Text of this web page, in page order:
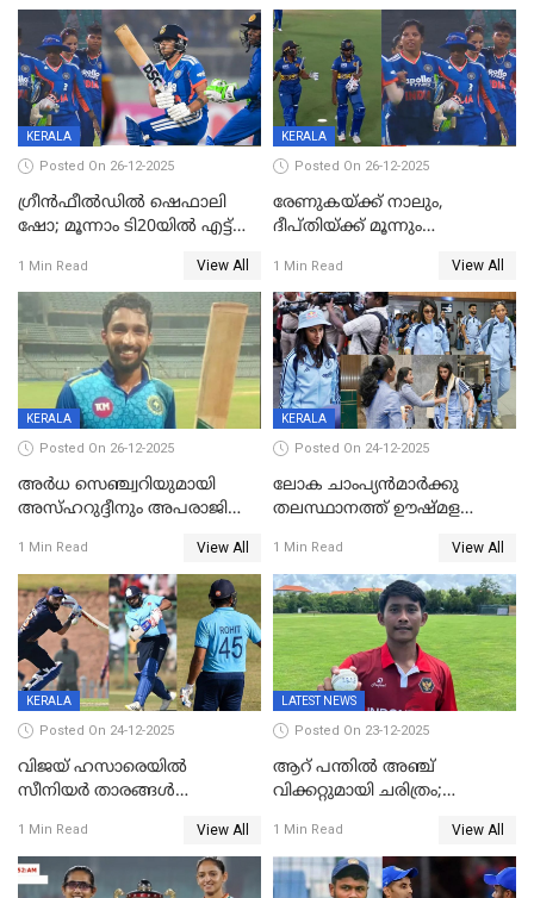
ഇന്ത്യ
KERALA
Posted On 26-12-2025
ഗ്രീന്‍ഫീല്‍ഡില്‍ ഷെഫാലി
ഷോ; മൂന്നാം ടി20യിൽ എട്ട്
വനിതകള്‍ക്കെതിരായ ടി20
പരമ്പര ഇന്ത്യക്ക്
1 Min Read View All
KERALA
Posted On 26-12-2025
രേണുകയ്ക്ക് നാലും,
ദീപ്തിയ്ക്ക് മൂന്നും
ടി20യിലും ശ്രീലങ്കയ്ക്ക്
ബാറ്റിംഗ് തകര്‍ച്ച; ഇന്ത്യയ്ക്ക്
വിജയലക്ഷ്യം 113 റൺസ്
1 Min Read View All
KERALA
Posted On 26-12-2025
അർധ സെഞ്ച്വറിയുമായി
അസ്ഹറുദ്ദീനും അപരാജിതും
റൺസ് വിജയലക്ഷ്യമുയർത്തി
കേരളം
1 Min Read View All
KERALA
Posted On 24-12-2025
ലോക ചാംപ്യൻമാർക്കു
തലസ്ഥാനത്ത് ഊഷ്മള
മത്സരം ജയിച്ചാൽ ഇന്ത്യയ്ക്കു
പരമ്പര
1 Min Read View All
KERALA
Posted On 24-12-2025
വിജയ് ഹസാരെയിൽ
സീനിയർ താരങ്ങൾ
സച്ചിന്‍റെ റെക്കോഡ് മറികടന്ന്
കോഹ്‌ലി, രോഹിത്
വാർണർക്കൊപ്പം
1 Min Read View All
LATEST NEWS
Posted On 23-12-2025
ആറ് പന്തിൽ അഞ്ച്
വിക്കറ്റുമായി ചരിത്രം;
റെക്കോഡുമായി
ഇന്തോനേഷ്യൻ താരം
1 Min Read View All